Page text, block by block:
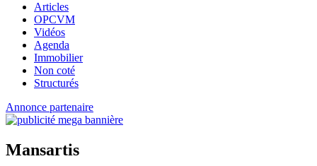
Articles
OPCVM
Vidéos
Agenda
Immobilier
Non coté
Structurés
Annonce partenaire
Mansartis